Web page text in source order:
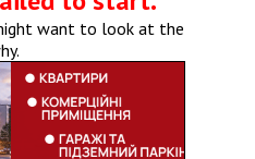
want to look at the